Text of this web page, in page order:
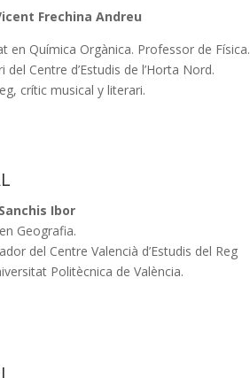
Frechina Andreu
en Química Orgànica. Professor de Física.
del Centre d’Estudis de l’Horta Nord.
crític musical y literari.
Ibor
Geografia.
del Centre Valencià d’Estudis del Reg
Politècnica de València.